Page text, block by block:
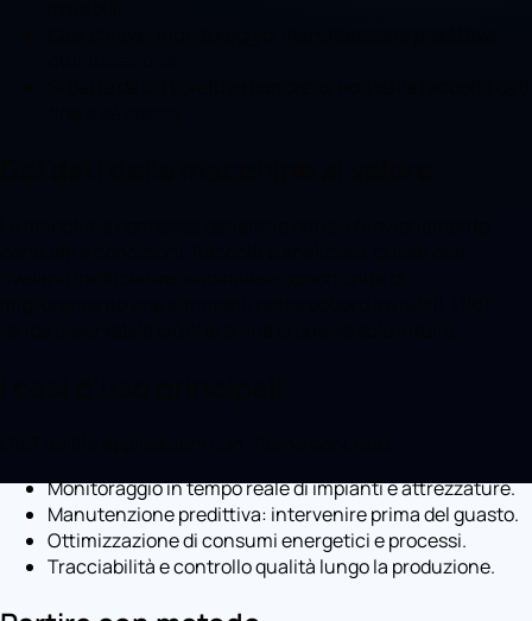
Monitoraggio in tempo reale di impianti e attrezzature.
Manutenzione predittiva: intervenire prima del guasto.
Ottimizzazione di consumi energetici e processi.
Tracciabilità e controllo qualità lungo la produzione.